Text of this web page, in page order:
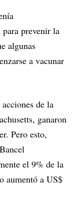
prevenir la
algunas
a vacunar
de la
ganaron
Pero esto,
el 9% de la
aumentó a US$